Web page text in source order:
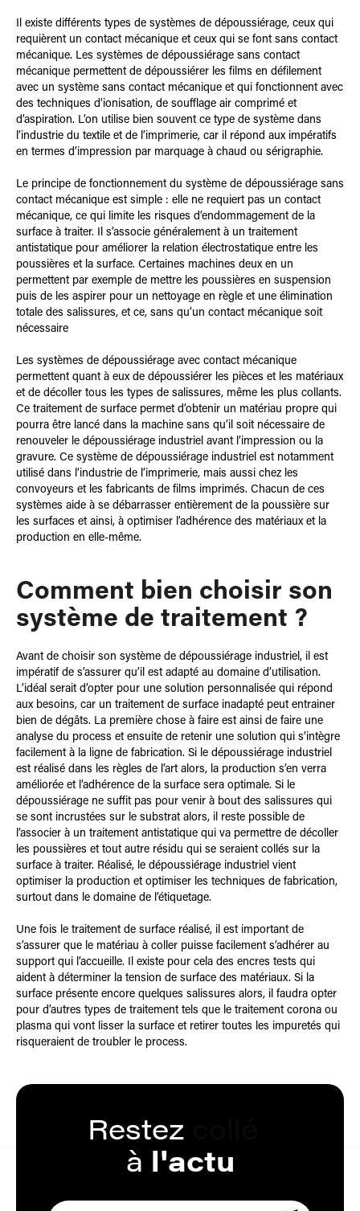
Il existe différents types de systèmes de dépoussiérage, ceux qui
requièrent un contact mécanique et ceux qui se font sans contact
mécanique. Les systèmes de dépoussiérage sans contact
mécanique permettent de dépoussiérer les films en défilement
avec un système sans contact mécanique et qui fonctionnent avec
des techniques d’ionisation, de soufflage air comprimé et
d’aspiration. L’on utilise bien souvent ce type de système dans
l’industrie du textile et de l’imprimerie, car il répond aux impératifs
en termes d’impression par marquage à chaud ou sérigraphie.
Le principe de fonctionnement du système de dépoussiérage sans
contact mécanique est simple : elle ne requiert pas un contact
mécanique, ce qui limite les risques d’endommagement de la
surface à traiter. Il s’associe généralement à un traitement
antistatique pour améliorer la relation électrostatique entre les
poussières et la surface. Certaines machines deux en un
permettent par exemple de mettre les poussières en suspension
puis de les aspirer pour un nettoyage en règle et une élimination
totale des salissures, et ce, sans qu’un contact mécanique soit
nécessaire
Les systèmes de dépoussiérage avec contact mécanique
permettent quant à eux de dépoussiérer les pièces et les matériaux
et de décoller tous les types de salissures, même les plus collants.
Ce traitement de surface permet d’obtenir un matériau propre qui
pourra être lancé dans la machine sans qu’il soit nécessaire de
renouveler le dépoussiérage industriel avant l’impression ou la
gravure. Ce système de dépoussiérage industriel est notamment
utilisé dans l’industrie de l’imprimerie, mais aussi chez les
convoyeurs et les fabricants de films imprimés. Chacun de ces
systèmes aide à se débarrasser entièrement de la poussière sur
les surfaces et ainsi, à optimiser l’adhérence des matériaux et la
production en elle-même.
Comment bien choisir son
système de traitement ?
Avant de choisir son système de dépoussiérage industriel, il est
impératif de s’assurer qu’il est adapté au domaine d’utilisation.
L’idéal serait d’opter pour une solution personnalisée qui répond
aux besoins, car un traitement de surface inadapté peut entrainer
bien de dégâts. La première chose à faire est ainsi de faire une
analyse du process et ensuite de retenir une solution qui s’intègre
facilement à la ligne de fabrication. Si le dépoussiérage industriel
est réalisé dans les règles de l’art alors, la production s’en verra
améliorée et l’adhérence de la surface sera optimale. Si le
dépoussiérage ne suffit pas pour venir à bout des salissures qui
se sont incrustées sur le substrat alors, il reste possible de
l’associer à un traitement antistatique qui va permettre de décoller
les poussières et tout autre résidu qui se seraient collés sur la
surface à traiter. Réalisé, le dépoussiérage industriel vient
optimiser la production et optimiser les techniques de fabrication,
surtout dans le domaine de l’étiquetage.
Une fois le traitement de surface réalisé, il est important de
s’assurer que le matériau à coller puisse facilement s’adhérer au
support qui l’accueille. Il existe pour cela des encres tests qui
aident à déterminer la tension de surface des matériaux. Si la
surface présente encore quelques salissures alors, il faudra opter
pour d’autres types de traitement tels que le traitement corona ou
plasma qui vont lisser la surface et retirer toutes les impuretés qui
risqueraient de troubler le process.
Restez
à l'actu